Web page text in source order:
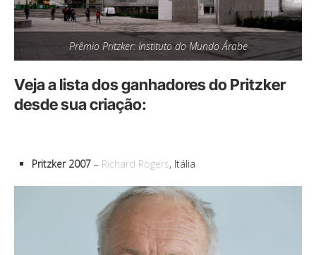
Prêmio Pritzker: Instituto do Mundo Árabe
Veja a lista dos ganhadores do Pritzker
desde sua criação:
Pritzker 2007 – Richard Rogers, Itália